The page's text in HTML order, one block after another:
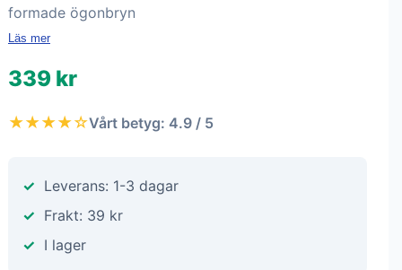
formade ögonbryn
Läs mer
339 kr
★★★★☆Vårt betyg: 4.9 / 5
Leverans: 1-3 dagar
Frakt: 39 kr
I lager